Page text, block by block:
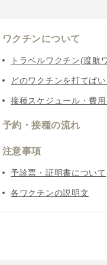
ワクチンについて
トラベルワクチン(渡航
どのワクチンを打てばい
接種スケジュール・費
予約・接種の流れ
注意事項
予診票・証明書について
各ワクチンの説明文